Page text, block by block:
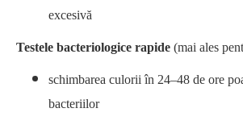
excesivă
Testele bacteriologice rapide (mai ales
schimbarea culorii în 24–48 de ore
bacteriilor